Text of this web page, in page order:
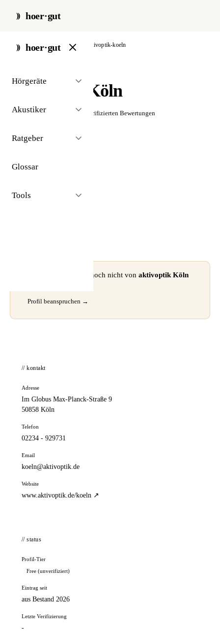
hoer·gut
hoer·gut
Hörgeräte
Akustiker
Ratgeber
Glossar
Tools
start / akustiker / köln aktivoptik-koeln
aktivoptik Köln
☆☆☆☆☆ Noch keine verifizierten Bewertungen
⚠ Dieses Profil wurde noch nicht von aktivoptik Köln
Profil beanspruchen →
// kontakt
Adresse
Im Globus Max-Planck-Straße 9
50858 Köln
Telefon
02234 - 929731
Email
koeln@aktivoptik.de
Website
www.aktivoptik.de/koeln ↗
// status
Profil-Tier
Free (unverifiziert)
Eintrag seit
aus Bestand 2026
Letzte Verifizierung
-